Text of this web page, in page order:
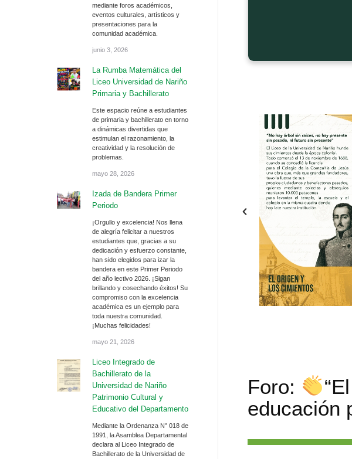
Foro:
educación
mediante foros académicos,
eventos culturales, artísticos y
presentaciones para la
comunidad académica.
junio 3, 2026
La Rumba Matemática del
Liceo Universidad de Nariño
Primaria y Bachillerato
Este espacio reúne a estudiantes
de primaria y bachillerato en torno
a dinámicas divertidas que
estimulan el razonamiento, la
creatividad y la resolución de
problemas.
mayo 28, 2026
Izada de Bandera Primer
Periodo
¡Orgullo y excelencia! Nos llena
de alegría felicitar a nuestros
estudiantes que, gracias a su
dedicación y esfuerzo constante,
han sido elegidos para izar la
bandera en este Primer Periodo
del año lectivo 2026. ¡Sigan
brillando y cosechando éxitos! Su
compromiso con la excelencia
académica es un ejemplo para
toda nuestra comunidad.
¡Muchas felicidades!
mayo 21, 2026
Liceo Integrado de
Bachillerato de la
Universidad de Nariño
Patrimonio Cultural y
Educativo del Departamento
Mediante la Ordenanza N° 018 de
1991, la Asamblea Departamental
declara al Liceo Integrado de
Bachillerato de la Universidad de